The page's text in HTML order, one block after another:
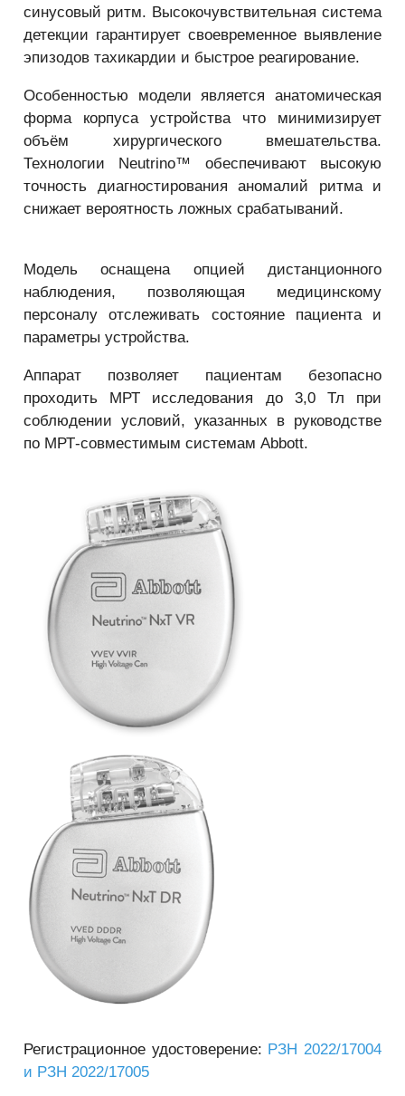
синусовый ритм. Высокочувствительная система
детекции гарантирует своевременное выявление
эпизодов тахикардии и быстрое реагирование.
Особенностью модели является анатомическая
форма корпуса устройства что минимизирует
объём хирургического вмешательства.
Технологии Neutrino™ обеспечивают высокую
точность диагностирования аномалий ритма и
снижает вероятность ложных срабатываний.
Модель оснащена опцией дистанционного
наблюдения, позволяющая медицинскому
персоналу отслеживать состояние пациента и
параметры устройства.
Аппарат позволяет пациентам безопасно
проходить МРТ исследования до 3,0 Тл при
соблюдении условий, указанных в руководстве
по МРТ-совместимым системам Abbott.
Регистрационное удостоверение: РЗН 2022/17004
и РЗН 2022/17005